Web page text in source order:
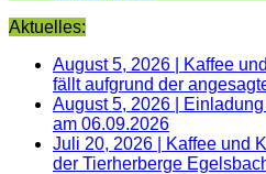
Aktuelles:
August 5, 2026
Kaffee
fällt aufgrund der
August 5, 2026
am 06.09.2026
Juli 20, 2026
Kaffee und
der Tierherberge